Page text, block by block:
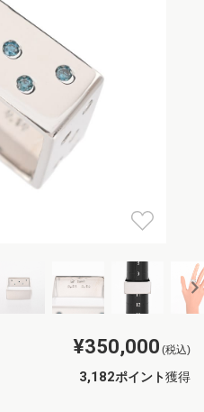
¥350,000 (税込)
3,182ポイント獲得